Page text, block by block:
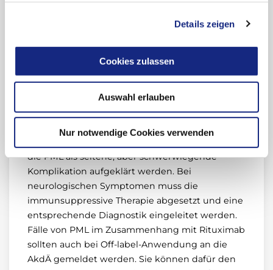
Details zeigen
Cookies zulassen
Auswahl erlauben
Nur notwendige Cookies verwenden
Migration von Lymphozyten in das ZNS zur
Mechanismus, über den Rituximab zur
bislang unklar (4).
Rituximab sollte außerhalb von kontrollierten
Studien nur in den zugelassenen Indikationen
die PML als seltene, aber schwerwiegende
Komplikation aufgeklärt werden. Bei
neurologischen Symptomen muss die
immunsuppressive Therapie abgesetzt und eine
entsprechende Diagnostik eingeleitet werden.
Fälle von PML im Zusammenhang mit Rituximab
sollten auch bei Off-label-Anwendung an die
AkdÄ gemeldet werden. Sie können dafür den